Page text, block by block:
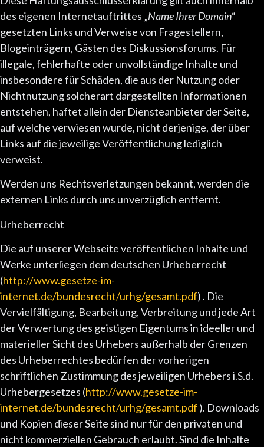
des eigenen Internetauftrittes „Name Ihrer Domain“
gesetzten Links und Verweise von Fragestellern,
Blogeinträgern, Gästen des Diskussionsforums. Für
illegale, fehlerhafte oder unvollständige Inhalte und
insbesondere für Schäden, die aus der Nutzung oder
Nichtnutzung solcherart dargestellten Informationen
entstehen, haftet allein der Diensteanbieter der Seite,
auf welche verwiesen wurde, nicht derjenige, der über
Links auf die jeweilige Veröffentlichung lediglich
verweist.
Werden uns Rechtsverletzungen bekannt, werden die
externen Links durch uns unverzüglich entfernt.
Urheberrecht
Die auf unserer Webseite veröffentlichen Inhalte und
Werke unterliegen dem deutschen Urheberrecht
(http://www.gesetze-im-
internet.de/bundesrecht/urhg/gesamt.pdf) . Die
Vervielfältigung, Bearbeitung, Verbreitung und jede Art
der Verwertung des geistigen Eigentums in ideeller und
materieller Sicht des Urhebers außerhalb der Grenzen
des Urheberrechtes bedürfen der vorherigen
schriftlichen Zustimmung des jeweiligen Urhebers i.S.d.
Urhebergesetzes (http://www.gesetze-im-
internet.de/bundesrecht/urhg/gesamt.pdf ). Downloads
und Kopien dieser Seite sind nur für den privaten und
nicht kommerziellen Gebrauch erlaubt. Sind die Inhalte